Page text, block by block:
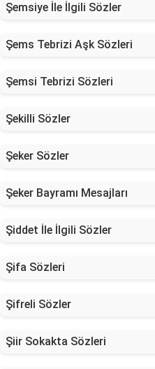
Şemsiye İle İlgili Sözler
Şems Tebrizi Aşk Sözleri
Şemsi Tebrizi Sözleri
Şekilli Sözler
Şeker Sözler
Şeker Bayramı Mesajları
Şiddet İle İlgili Sözler
Şifa Sözleri
Şifreli Sözler
Şiir Sokakta Sözleri